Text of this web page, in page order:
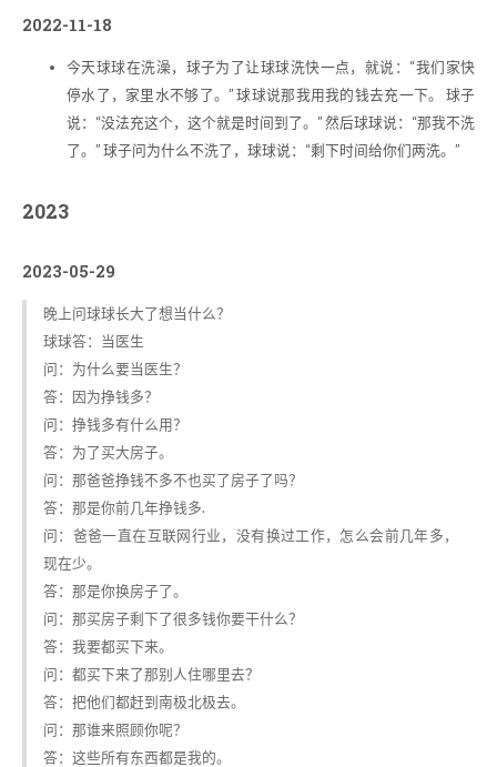
2022-11-18
今天球球在洗澡，球子为了让球球洗快一点，就说：“我们家快
停水了，家里水不够了。” 球球说那我用我的钱去充一下。 球子
说：“没法充这个，这个就是时间到了。” 然后球球说：“那我不洗
了。” 球子问为什么不洗了，球球说：“剩下时间给你们两洗。”
2023
2023-05-29
晚上问球球长大了想当什么？
球球答：当医生
问：为什么要当医生？
答：因为挣钱多？
问：挣钱多有什么用？
答：为了买大房子。
问：那爸爸挣钱不多不也买了房子了吗？
答：那是你前几年挣钱多.
问：爸爸一直在互联网行业，没有换过工作，怎么会前几年多，
现在少。
答：那是你换房子了。
问：那买房子剩下了很多钱你要干什么？
答：我要都买下来。
问：都买下来了那别人住哪里去？
答：把他们都赶到南极北极去。
问：那谁来照顾你呢？
答：这些所有东西都是我的。